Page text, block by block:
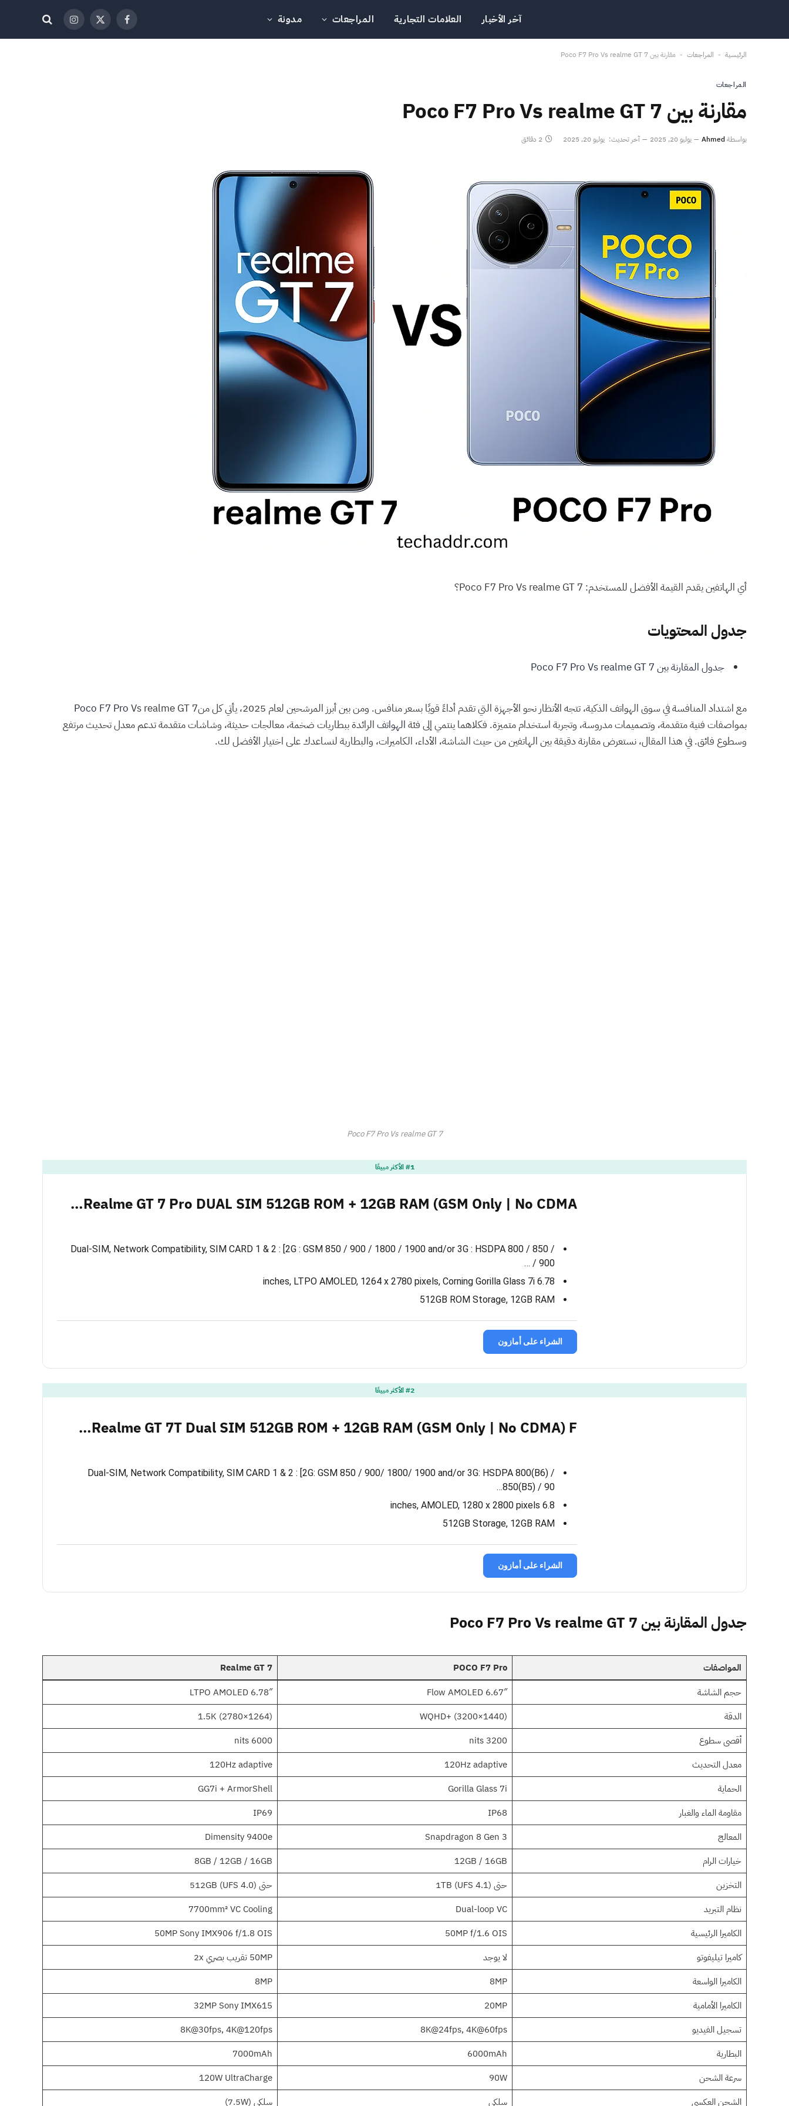
آخر الأخبار العلامات التجارية المراجعات مدونة فيسبوكX
(Twitter)
الانستغرام
الرئيسية - المراجعات - مقارنة بين Poco F7 Pro Vs realme GT 7
المراجعات
مقارنة بين Poco F7 Pro Vs realme GT 7
بواسطةAhmed يوليو 20, 2025 آخر تحديث: يوليو 20, 2025 2 دقائق
أي الهاتفين يقدم القيمة الأفضل للمستخدم: Poco F7 Pro Vs realme GT 7؟
جدول المحتويات
جدول المقارنة بين Poco F7 Pro Vs realme GT 7
مع اشتداد المنافسة في سوق الهواتف الذكية، تتجه الأنظار نحو الأجهزة التي تقدم أداءً قويًا بسعر منافس. ومن بين أبرز المرشحين لعام 2025، يأتي كل من Poco F7 Pro Vs realme GT 7
بمواصفات فنية متقدمة، وتصميمات مدروسة، وتجربة استخدام متميزة. فكلاهما ينتمي إلى فئة الهواتف الرائدة ببطاريات ضخمة، معالجات حديثة، وشاشات متقدمة تدعم معدل تحديث مرتفع
وسطوع فائق. في هذا المقال، نستعرض مقارنة دقيقة بين الهاتفين من حيث الشاشة، الأداء، الكاميرات، والبطارية لنساعدك على اختيار الأفضل لك.
Poco F7 Pro Vs realme GT 7
#1 الأكثر مبيعًا
Realme GT 7 Pro DUAL SIM 512GB ROM + 12GB RAM (GSM Only | No CDMA…
Dual-SIM, Network Compatibility, SIM CARD 1 & 2 : [2G : GSM 850 / 900 / 1800 / 1900 and/or 3G : HSDPA 800 / 850 /
900 / …
6.78 inches, LTPO AMOLED, 1264 x 2780 pixels, Corning Gorilla Glass 7i
512GB ROM Storage, 12GB RAM
الشراء على أمازون
#2 الأكثر مبيعًا
Realme GT 7T Dual SIM 512GB ROM + 12GB RAM (GSM Only | No CDMA) F…
Dual-SIM, Network Compatibility, SIM CARD 1 & 2 : [2G: GSM 850 / 900/ 1800/ 1900 and/or 3G: HSDPA 800(B6) /
850(B5) / 90…
6.8 inches, AMOLED, 1280 x 2800 pixels
512GB Storage, 12GB RAM
الشراء على أمازون
جدول المقارنة بين Poco F7 Pro Vs realme GT 7
المواصفات POCO F7 Pro
Realme GT 7
حجم الشاشة
6.67″ Flow AMOLED
6.78″ LTPO AMOLED
الدقة
WQHD+ (3200×1440)
1.5K (2780×1264)
أقصى سطوع
3200 nits
6000 nits
معدل التحديث
120Hz adaptive
120Hz adaptive
الحماية
Gorilla Glass 7i
GG7i + ArmorShell
مقاومة الماء والغبار
IP68
IP69
المعالج
Snapdragon 8 Gen 3
Dimensity 9400e
خيارات الرام
12GB / 16GB
8GB / 12GB / 16GB
التخزين
حتى 1TB (UFS 4.1)
حتى 512GB (UFS 4.0)
نظام التبريد
Dual-loop VC
7700mm² VC Cooling
الكاميرا الرئيسية
50MP f/1.6 OIS
50MP Sony IMX906 f/1.8 OIS
كاميرا تيليفوتو
لا يوجد
50MP تقريب بصري 2x
الكاميرا الواسعة
8MP
8MP
الكاميرا الأمامية
20MP
32MP Sony IMX615
تسجيل الفيديو
8K@24fps, 4K@60fps
8K@30fps, 4K@120fps
البطارية
6000mAh
7000mAh
سرعة الشحن
90W
120W UltraCharge
الشحن العكسي
سلكي سلكي (7.5W)